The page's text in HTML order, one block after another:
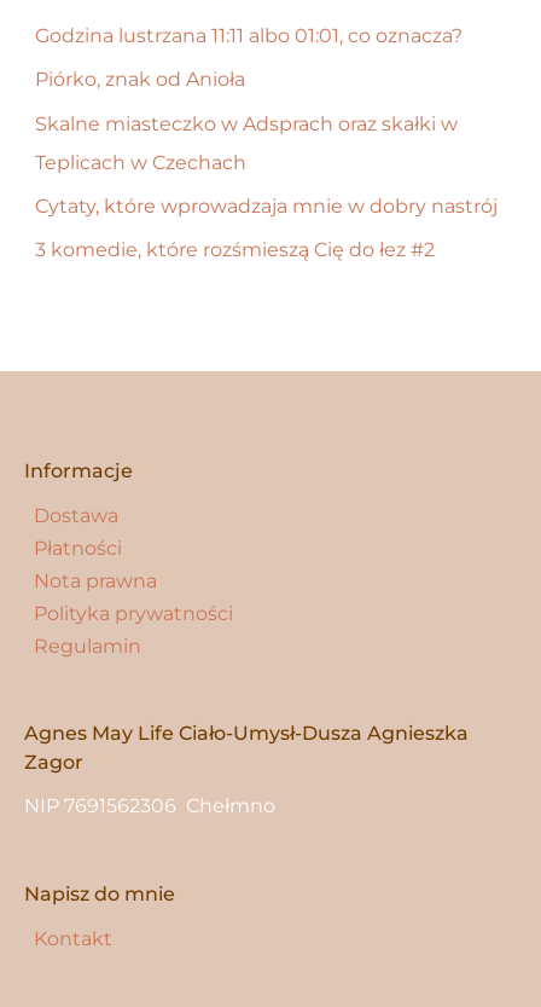
j
d
l
a
:
Godzina lustrzana 11:11 albo 01:01, co oznacza?
Piórko, znak od Anioła
Skalne miasteczko w Adsprach oraz skałki w
Teplicach w Czechach
Cytaty, które wprowadzaja mnie w dobry nastrój
3 komedie, które rozśmieszą Cię do łez #2
Informacje
Dostawa
Płatności
Nota prawna
Polityka prywatności
Regulamin
Agnes May Life Ciało-Umysł-Dusza Agnieszka
Zagor
NIP 7691562306 Chełmno
Napisz do mnie
Kontakt